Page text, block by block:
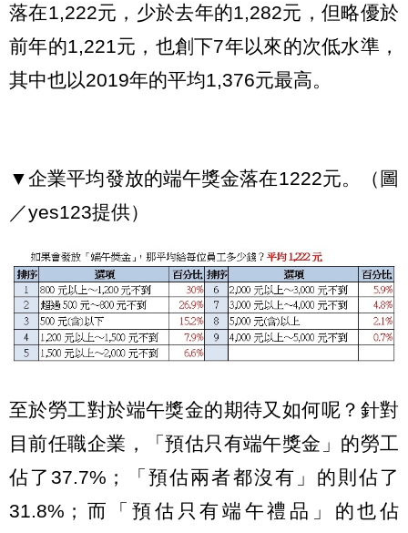
落在1,222元，少於去年的1,282元，但略優於
前年的1,221元，也創下7年以來的次低水準，
其中也以2019年的平均1,376元最高。
▼企業平均發放的端午獎金落在1222元。（圖
／yes123提供）
至於勞工對於端午獎金的期待又如何呢？針對
目前任職企業，「預估只有端午獎金」的勞工
佔了37.7%；「預估兩者都沒有」的則佔了
31.8%；而「預估只有端午禮品」的也佔